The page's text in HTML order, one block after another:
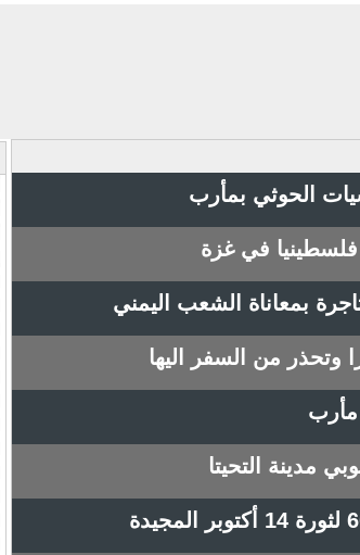
بمعاناة الشعب اليمني
مدينة التحيتا